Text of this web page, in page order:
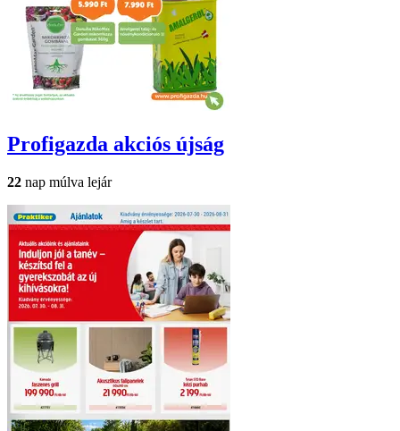
Profigazda akciós újság
22 nap múlva lejár